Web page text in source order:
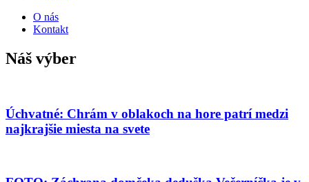
O nás
Kontakt
Náš výber
Úchvatné: Chrám v oblakoch na hore patrí medzi
najkrajšie miesta na svete